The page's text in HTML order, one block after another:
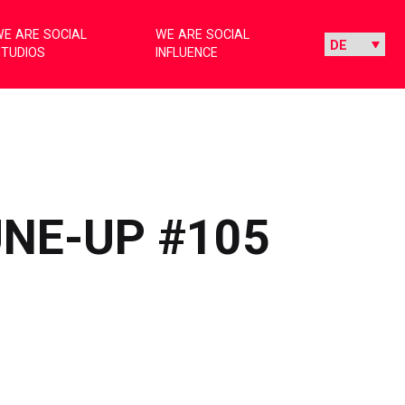
ARE SOCIAL
WE ARE SOCIAL
INFLUENCE
UP #105